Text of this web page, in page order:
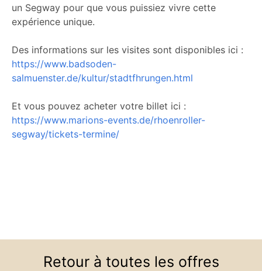
un Segway pour que vous puissiez vivre cette
expérience unique.
Des informations sur les visites sont disponibles ici :
https://www.badsoden-
salmuenster.de/kultur/stadtfhrungen.html
Et vous pouvez acheter votre billet ici :
https://www.marions-events.de/rhoenroller-
segway/tickets-termine/
Retour à toutes les offres